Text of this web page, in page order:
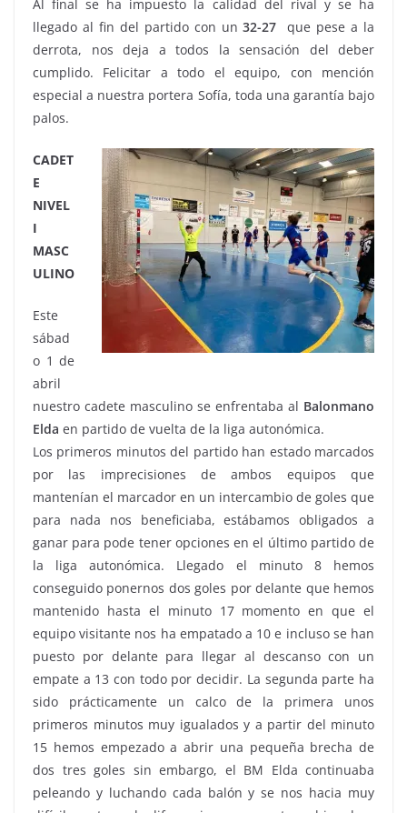
Al final se ha impuesto la calidad del rival y se ha
llegado al fin del partido con un32-27 que pese a la
derrota, nos deja a todos la sensación del deber
cumplido. Felicitar a todo el equipo, con mención
especial a nuestra portera Sofía, toda una garantía bajo
palos.
CADET
E
NIVEL
I
MASC
ULINO
Este
sábad
o 1 de
abril
nuestro cadete masculino se enfrentaba al Balonmano
Elda en partido de vuelta de la liga autonómica.
Los primeros minutos del partido han estado marcados
por las imprecisiones de ambos equipos que
mantenían el marcador en un intercambio de goles que
para nada nos beneficiaba, estábamos obligados a
ganar para pode tener opciones en el último partido de
la liga autonómica. Llegado el minuto 8 hemos
conseguido ponernos dos goles por delante que hemos
mantenido hasta el minuto 17 momento en que el
equipo visitante nos ha empatado a 10 e incluso se han
puesto por delante para llegar al descanso con un
empate a 13 con todo por decidir. La segunda parte ha
sido prácticamente un calco de la primera unos
primeros minutos muy igualados y a partir del minuto
15 hemos empezado a abrir una pequeña brecha de
dos tres goles sin embargo, el BM Elda continuaba
peleando y luchando cada balón y se nos hacia muy